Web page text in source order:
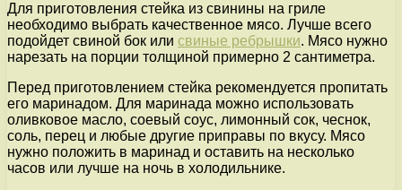
Для приготовления стейка из свинины на гриле
необходимо выбрать качественное мясо. Лучше всего
подойдет свиной бок или свиные ребрышки. Мясо нужно
нарезать на порции толщиной примерно 2 сантиметра.
Перед приготовлением стейка рекомендуется пропитать
его маринадом. Для маринада можно использовать
оливковое масло, соевый соус, лимонный сок, чеснок,
соль, перец и любые другие приправы по вкусу. Мясо
нужно положить в маринад и оставить на несколько
часов или лучше на ночь в холодильнике.